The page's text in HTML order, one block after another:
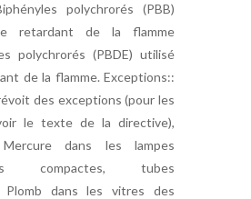
polychrorés (PBB)
retardant de la flamme
polychrorés (PBDE) utilisé
de la flamme. Exceptions::
des exceptions (pour les
le texte de la directive),
dans les lampes
compactes, tubes
Plomb dans les vitres des